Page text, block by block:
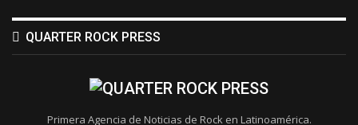
QUARTER ROCK PRESS
Primera Agencia de Noticias de Rock en Latinoamérica.